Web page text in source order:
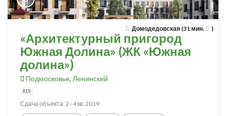
Домодедовская (31 мин. )
«Архитектурный пригород
Южная Долина» (ЖК «Южная
долина»)
Подмосковье, Ленинский
RDI
Сдача объекта: 2–4 кв. 2019